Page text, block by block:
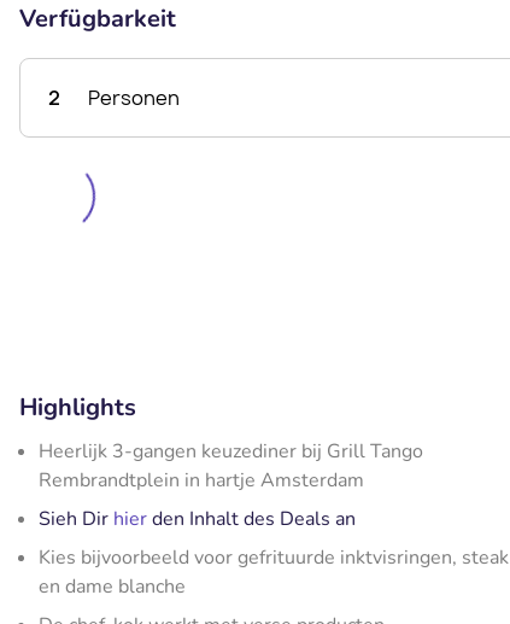
Verfügbarkeit
2 Personen
Highlights
Heerlijk 3-gangen keuzediner bij Grill Tango
Rembrandtplein in hartje Amsterdam
Sieh Dir hierden Inhalt des Deals an
Kies bijvoorbeeld voor gefrituurde inktvisringen, steak
en dame blanche